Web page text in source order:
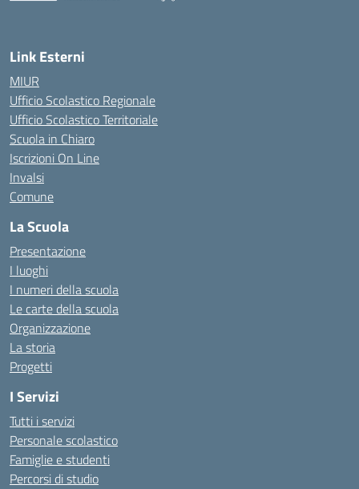
Link Esterni
MIUR
Ufficio Scolastico Regionale
Ufficio Scolastico Territoriale
Scuola in Chiaro
Iscrizioni On Line
Invalsi
Comune
La Scuola
Presentazione
I luoghi
I numeri della scuola
Le carte della scuola
Organizzazione
La storia
Progetti
I Servizi
Tutti i servizi
Personale scolastico
Famiglie e studenti
Percorsi di studio